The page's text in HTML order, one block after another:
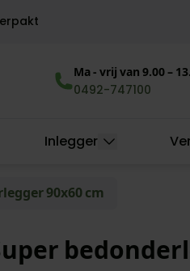
Ma - vrij van 9.00 –
0492-747100
Inlegger
90x60 cm